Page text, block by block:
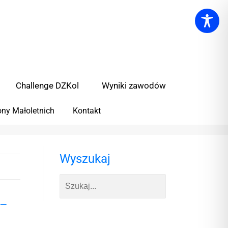
Challenge DZKol Wyniki zawodów
Małoletnich Kontakt
Wyszukaj